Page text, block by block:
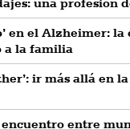
en el Alzheimer:
a la familia
ir más allá en
entre